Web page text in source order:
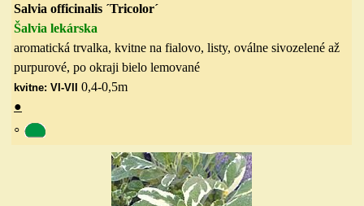
Salvia officinalis ´Tricolor´
Šalvia lekárska
aromatická trvalka, kvitne na fialovo, listy, oválne sivozelené až
purpurové, po okraji bielo lemované
kvitne: VI-VII 0,4-0,5m
●
◦